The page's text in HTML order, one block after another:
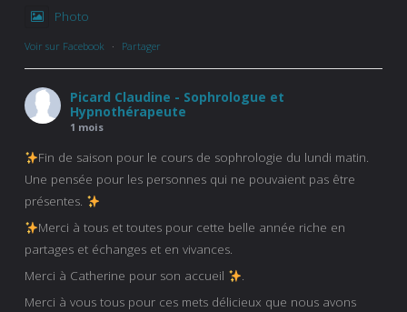
Photo
Voir sur Facebook · Partager
Picard Claudine - Sophrologue et
Hypnothérapeute
1 mois
Fin de saison pour le cours de sophrologie du lundi matin.
Une pensée pour les personnes qui ne pouvaient pas être
présentes.
Merci à tous et toutes pour cette belle année riche en
partages et échanges et en vivances.
Merci à Catherine pour son accueil
.
Merci à vous tous pour ces mets délicieux que nous avons